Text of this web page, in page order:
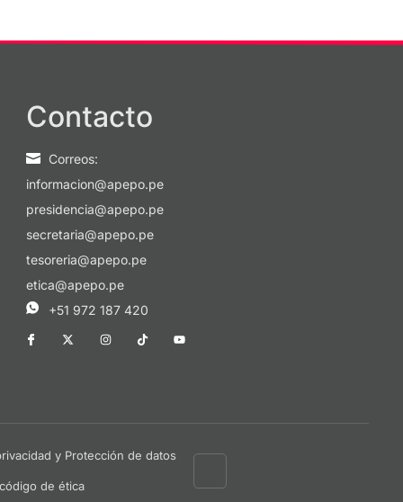
Contacto
Correos:
informacion@apepo.pe
presidencia@apepo.pe
secretaria@apepo.pe
tesoreria@apepo.pe
etica@apepo.pe
+51 972 187 420
y Protección de datos
de ética